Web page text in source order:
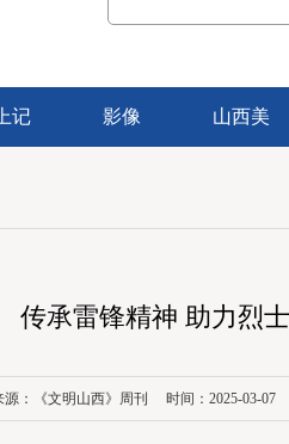
记 影像 山西美
传承雷锋精神 助力烈
源：《文明山西》周刊 时间：2025-03-07